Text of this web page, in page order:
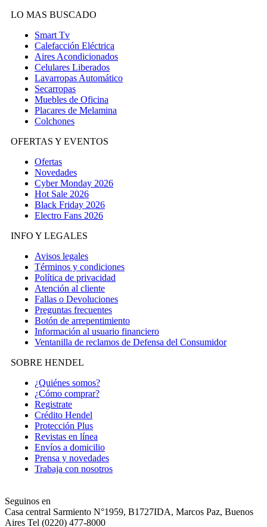
LO MAS BUSCADO
Smart Tv
Calefacción Eléctrica
Aires Acondicionados
Celulares Liberados
Lavarropas Automático
Secarropas
Muebles de Oficina
Placares de Melamina
Colchones
OFERTAS Y EVENTOS
Ofertas
Novedades
Cyber Monday 2026
Hot Sale 2026
Black Friday 2026
Electro Fans 2026
INFO Y LEGALES
Avisos legales
Términos y condiciones
Política de privacidad
Atención al cliente
Fallas o Devoluciones
Preguntas frecuentes
Botón de arrepentimiento
Información al usuario financiero
Ventanilla de reclamos de Defensa del Consumidor
SOBRE HENDEL
¿Quiénes somos?
¿Cómo comprar?
Registrate
Crédito Hendel
Protección Plus
Revistas en línea
Envíos a domicilio
Prensa y novedades
Trabaja con nosotros
Seguinos en
Casa central Sarmiento N°1959, B1727IDA, Marcos Paz, Buenos
Aires Tel (0220) 477-8000